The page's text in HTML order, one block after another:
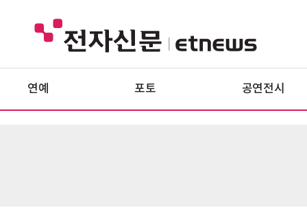
연예 포토 공연전시